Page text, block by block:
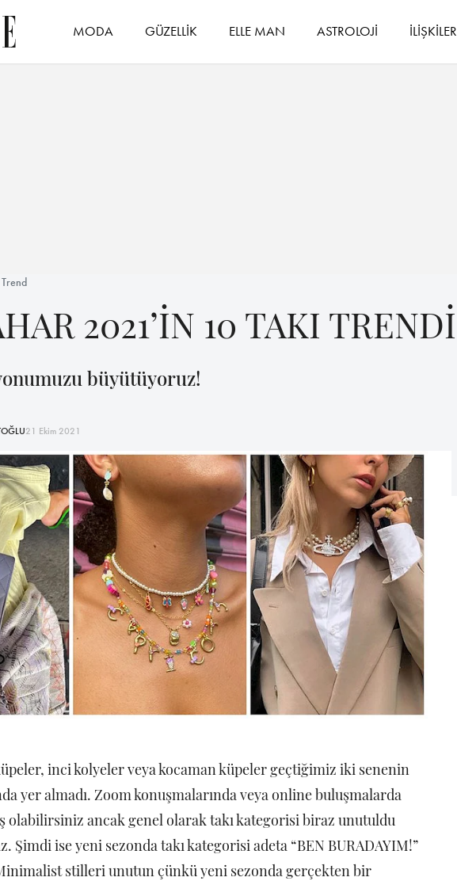
MODA GÜZELLİK ELLE MAN ASTROLOJİ İLİŞKİLER
Trend
2021’İN 10 TAKI TRENDİ
büyütüyoruz!
21 Ekim 2021
inci kolyeler veya kocaman küpeler geçtiğimiz iki senenin
yer almadı. Zoom konuşmalarında veya online buluşmalarda
olabilirsiniz ancak genel olarak takı kategorisi biraz unutuldu
Şimdi ise yeni sezonda takı kategorisi adeta “BEN BURADAYIM!”
stilleri unutun çünkü yeni sezonda gerçekten bir